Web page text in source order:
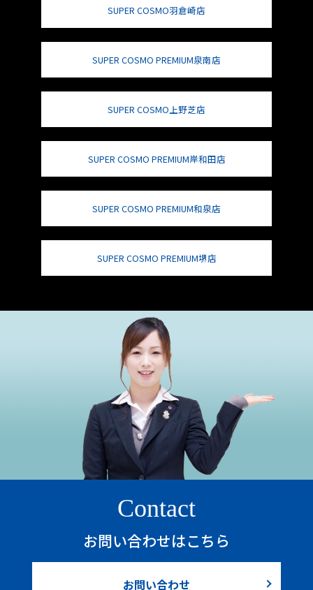
SUPER COSMO羽倉崎店
SUPER COSMO PREMIUM泉南店
SUPER COSMO上野芝店
SUPER COSMO PREMIUM岸和田店
SUPER COSMO PREMIUM和泉店
SUPER COSMO PREMIUM堺店
Contact
お問い合わせはこちら
お問い合わせ